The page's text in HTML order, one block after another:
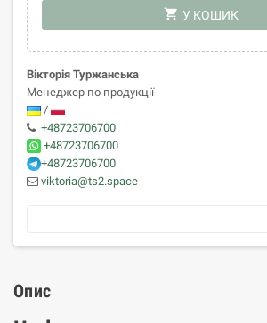
shopping_cart У КОШИК
Вікторія Туржанська
Менеджер по продукції
/
+48723706700
+48723706700
+48723706700
viktoria@ts2.space
Опис